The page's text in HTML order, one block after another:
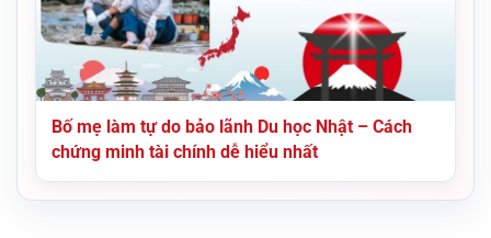
Bố mẹ làm tự do bảo lãnh Du học Nhật – Cách
chứng minh tài chính dễ hiểu nhất